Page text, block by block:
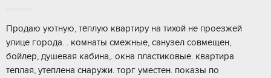
Продаю уютную, тёплую квартиру на тихой не проезжей
улице города. . комнаты смежные, санузел совмещен,
бойлер, душевая кабина,. окна пластиковые. квартира
теплая, утеплена снаружи. торг уместен. показы по